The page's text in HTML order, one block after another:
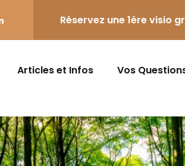
Réservez une 1ère visio
Articles et Infos Vos